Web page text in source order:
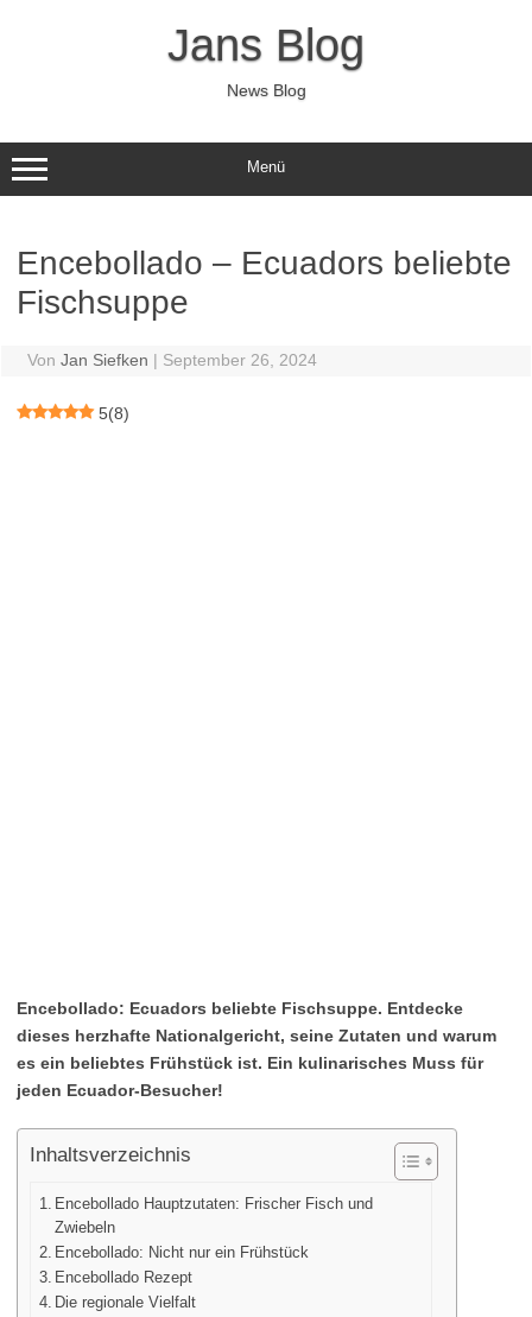
Jans Blog
News Blog
Menü
Encebollado – Ecuadors beliebte
Fischsuppe
Von Jan Siefken | September 26, 2024
5(8)
Encebollado: Ecuadors beliebte Fischsuppe. Entdecke
dieses herzhafte Nationalgericht, seine Zutaten und warum
es ein beliebtes Frühstück ist. Ein kulinarisches Muss für
jeden Ecuador-Besucher!
Inhaltsverzeichnis
Encebollado Hauptzutaten: Frischer Fisch und
Zwiebeln
Encebollado: Nicht nur ein Frühstück
Encebollado Rezept
Die regionale Vielfalt